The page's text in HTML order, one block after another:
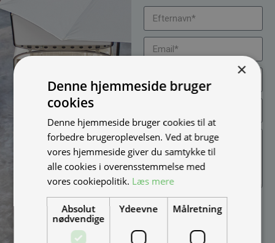
Jeg vil gerne modtage
nyheder på mail (bare rolig,
vi spammer ikke)
×
Denne hjemmeside bruger
cookies
Denne hjemmeside bruger cookies til at
forbedre brugeroplevelsen. Ved at bruge
vores hjemmeside giver du samtykke til
alle cookies i overensstemmelse med
vores cookiepolitik. Læs mere
Absolut
nødvendige
Ydeevne Målretning